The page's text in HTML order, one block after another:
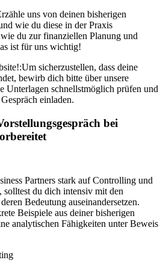
uns von deinen bisherigen
wie du diese in der Praxis
du zur finanziellen Planung und
ist für uns wichtig!
Um sicherzustellen, dass deine
bewirb dich bitte über unsere
Unterlagen schnellstmöglich prüfen und
einladen.
bei
Partners stark auf Controlling und
solltest du dich intensiv mit den
Bedeutung auseinandersetzen.
Beispiele aus deiner bisherigen
analytischen Fähigkeiten unter Beweis